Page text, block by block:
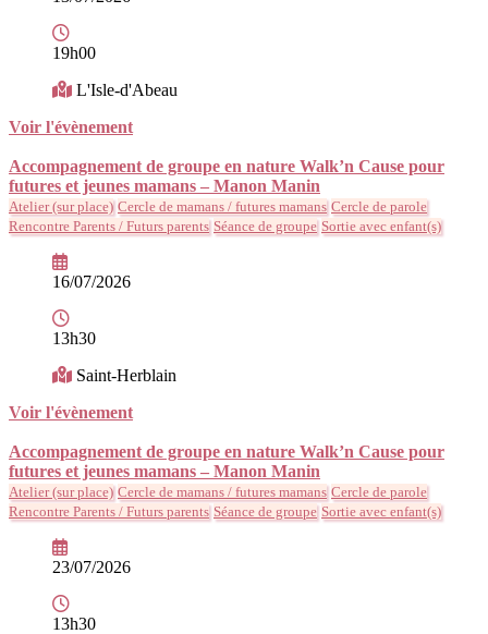
19h00
L'Isle-d'Abeau
Voir l'évènement
Accompagnement de groupe en nature Walk’n Cause pour
futures et jeunes mamans – Manon Manin
Atelier (sur place) Cercle de mamans / futures mamans Cercle de parole
Rencontre Parents / Futurs parents Séance de groupe Sortie avec enfant(s)
16/07/2026
13h30
Saint-Herblain
Voir l'évènement
Accompagnement de groupe en nature Walk’n Cause pour
futures et jeunes mamans – Manon Manin
Atelier (sur place) Cercle de mamans / futures mamans Cercle de parole
Rencontre Parents / Futurs parents Séance de groupe Sortie avec enfant(s)
23/07/2026
13h30